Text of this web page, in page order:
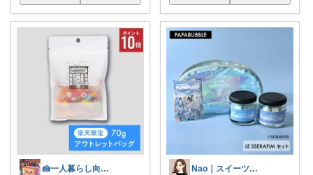
🍰一人暮らし向け｜スイーツ Nao｜スイーツROOM🍰